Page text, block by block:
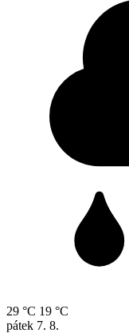
29 °C 19 °C
pátek 7. 8.